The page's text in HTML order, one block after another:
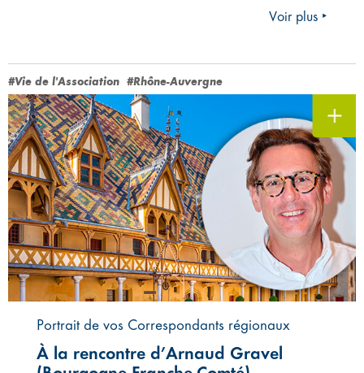
Voir plus ‣
#Vie de l'Association #Rhône-Auvergne
Portrait de vos Correspondants régionaux
À la rencontre d’Arnaud Gravel